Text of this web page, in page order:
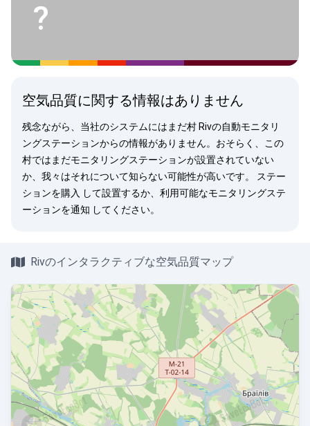
?
空気品質に関する情報はありません
残念ながら、当社のシステムにはまだ村 Rivの自動モニタリ
ングステーションからの情報がありません。おそらく、この
村ではまだモニタリングステーションが設置されていない
か、我々はそれについて知らない可能性が高いです。
ステー
ションを購入 して設置するか、利用可能なモニタリングステ
ーションを通知 してください。
Rivのインタラクティブな空気品質マップ